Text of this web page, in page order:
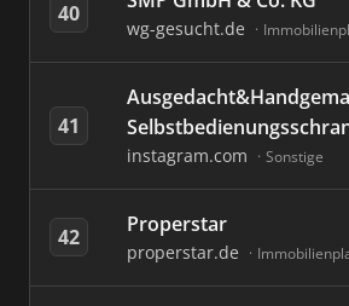
40
wg-gesucht.de
41
instagram.com Sonstige
42 Properstar
properstar.de